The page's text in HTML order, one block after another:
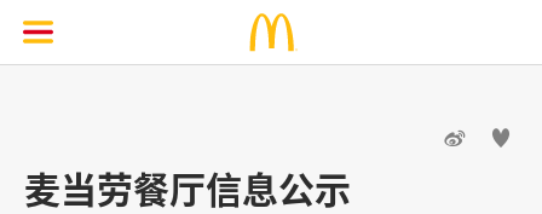
 
麦当劳餐厅信息公示